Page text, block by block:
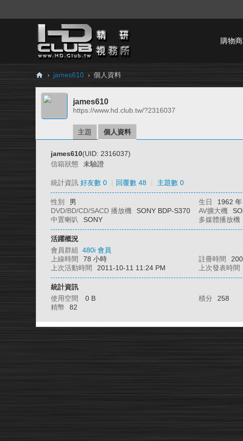
購物
H
Cl
› james610 › 個人資料
james610
https://www.hd.club.tw/?2316037
主題 個人資料
james610(UID: 2316037)
信箱狀態
未驗證
統計資訊 好友數 0 回覆數 48 主題數 0
性別 男 生日 1962
DVD/BD/CD/SACD 播放機
SONY BDP-S370 AV擴大機
中置喇叭
SONY 多媒體播放機
活躍概況
會員群組 480i 會員
上線時間
78 小時 註冊時間
上次活動時間
2011-10-11 11:24 PM 上次發表時間
統計資訊
使用空間
0 B 積分 258
精幣
82